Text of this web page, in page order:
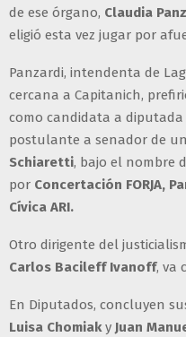
de ese órgano, Claudia
eligió esta vez jugar por
Panzardi, intendenta de
cercana a Capitanich,
como candidata a diputada
postulante a senador de
Schiaretti, bajo el nombre
por Concertación FORJA,
Cívica ARI.
Otro dirigente del
Carlos Bacileff Ivanoff, va
En Diputados, concluyen
Luisa Chomiaky Juan